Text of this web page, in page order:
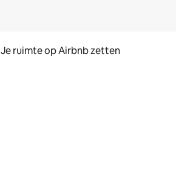
Je ruimte op Airbnb zetten